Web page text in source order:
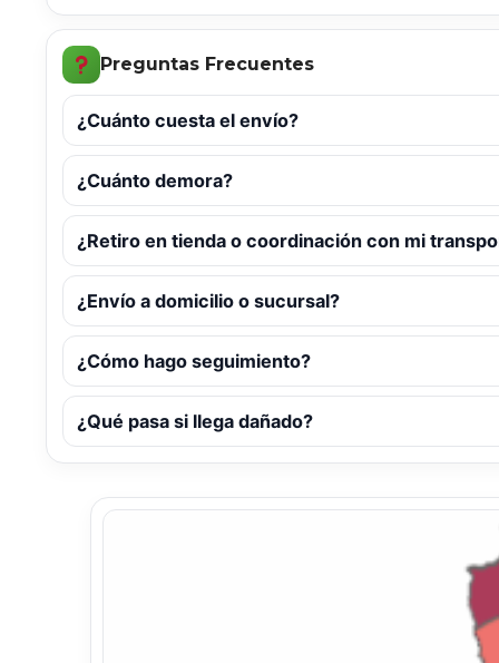
Preguntas Frecuentes
¿Cuánto cuesta el envío?
¿Cuánto demora?
¿Retiro en tienda o coordinación con mi
¿Envío a domicilio o sucursal?
¿Cómo hago seguimiento?
¿Qué pasa si llega dañado?